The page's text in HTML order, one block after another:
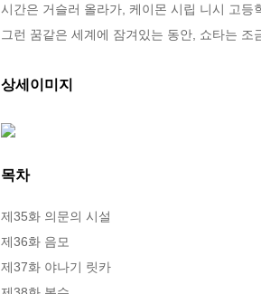
시간은 거슬러 올라가, 케이몬 시립 니시 고등
그런 꿈같은 세계에 잠겨있는 동안, 쇼타는
상세이미지
목차
제35화 의문의 시설
제36화 음모
제37화 야나기 릿카